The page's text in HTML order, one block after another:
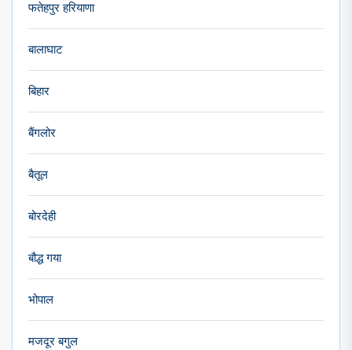
फतेहपुर हरियाणा
बालाघाट
बिहार
बैंगलोर
बैतूल
बोरदेही
बौद्ध गया
भोपाल
मजदूर बगुल